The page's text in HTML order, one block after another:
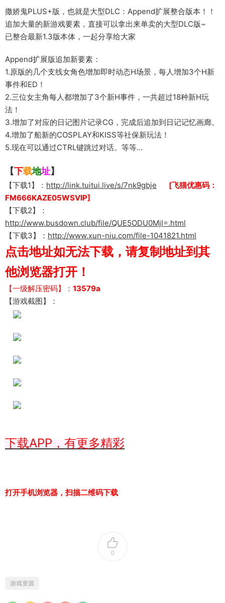
撒娇鬼PLUS+版，也就是大型DLC：Append扩展整合版本！！
追加大量的新游戏要素，直接可以拿出来单卖的大型DLC版~
已整合最新1.3版本体，一起分享给大家
Append扩展版追加新要素：
1.原版的几个支线女角色增加即时动态H场景，每人增加3个H新
事件和ED！
2.三位女主角每人都增加了3个新H事件，一共超过18种新H玩
法！
3.增加了对应的日记图片记录CG，完成后追加到日记记忆画廊。
4.增加了船新的COSPLAY和KISS等社保新玩法！
5.现在可以通过CTRL键跳过对话。等等…
【下载地址】
【下载1】： http://link.tuitui.live/s/7nk9gbje
[飞猫优惠码：
FM666KAZE05WSVIP]
【下载2】：
http://www.busdown.club/file/QUE5ODU0MjI=.html
【下载3】： http://www.xun-niu.com/file-1041821.html
点击地址如无法下载，请复制地址到其
他浏览器打开！
【一级解压密码】： 13579a
【游戏截图】：
下载APP，有更多精彩
打开手机浏览器，扫描二维码下载
0
游戏资源